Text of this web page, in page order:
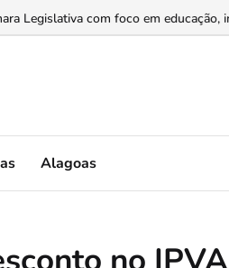
por meio de recebíveis de cartão...
Alagoas